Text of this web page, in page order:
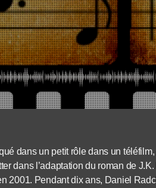
dans un petit rôle dans un
dans l’adaptation du roman de
2001. Pendant dix ans, Daniel